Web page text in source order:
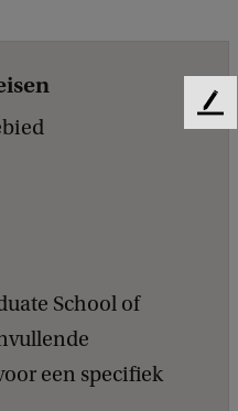
School of
een specifiek
F